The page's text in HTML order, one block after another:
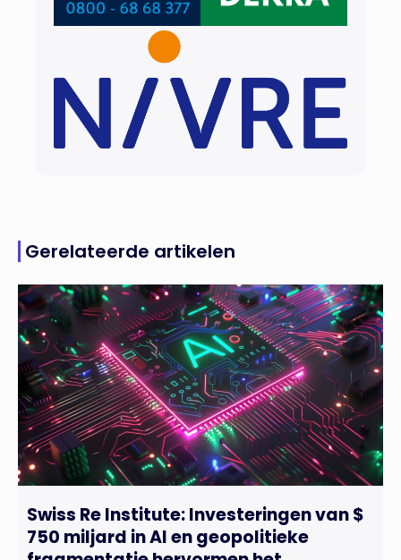
Gerelateerde artikelen
Swiss Re Institute: Investeringen van $
750 miljard in AI en geopolitieke